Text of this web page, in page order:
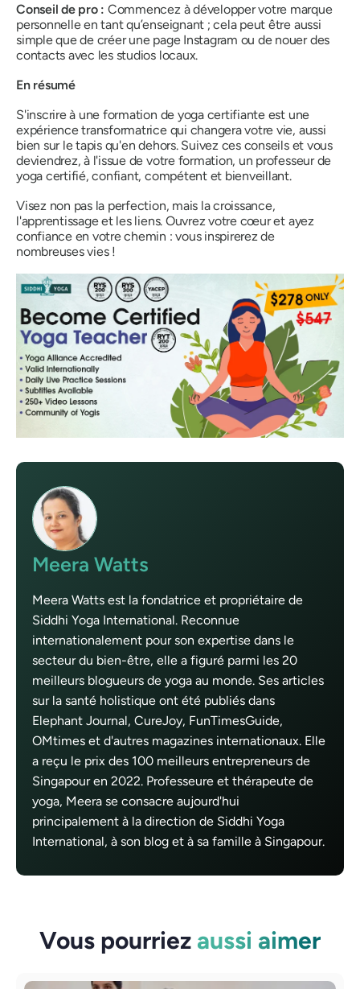
Conseil de pro : Commencez à développer votre marque
personnelle en tant qu’enseignant ; cela peut être aussi
simple que de créer une page Instagram ou de nouer des
contacts avec les studios locaux.
En résumé
S'inscrire à une formation de yoga certifiante est une
expérience transformatrice qui changera votre vie, aussi
bien sur le tapis qu'en dehors. Suivez ces conseils et vous
deviendrez, à l'issue de votre formation, un professeur de
yoga certifié, confiant, compétent et bienveillant.
Visez non pas la perfection, mais la croissance,
l'apprentissage et les liens. Ouvrez votre cœur et ayez
confiance en votre chemin : vous inspirerez de
nombreuses vies !
Meera Watts
Meera Watts est la fondatrice et propriétaire de
Siddhi Yoga International. Reconnue
internationalement pour son expertise dans le
secteur du bien-être, elle a figuré parmi les 20
meilleurs blogueurs de yoga au monde. Ses articles
sur la santé holistique ont été publiés dans
Elephant Journal, CureJoy, FunTimesGuide,
OMtimes et d'autres magazines internationaux. Elle
a reçu le prix des 100 meilleurs entrepreneurs de
Singapour en 2022. Professeure et thérapeute de
yoga, Meera se consacre aujourd'hui
principalement à la direction de Siddhi Yoga
International, à son blog et à sa famille à Singapour.
Vous pourriez aussi aimer